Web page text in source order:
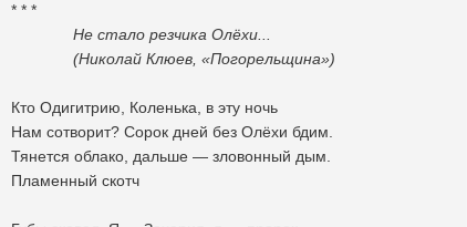
* * *
Не стало резчика Олëхи...
(Николай Клюев, «Погорельщина»)
Кто Одигитрию, Коленька, в эту ночь
Нам сотворит? Сорок дней без Олëхи бдим.
Тянется облако, дальше — зловонный дым.
Пламенный скотч